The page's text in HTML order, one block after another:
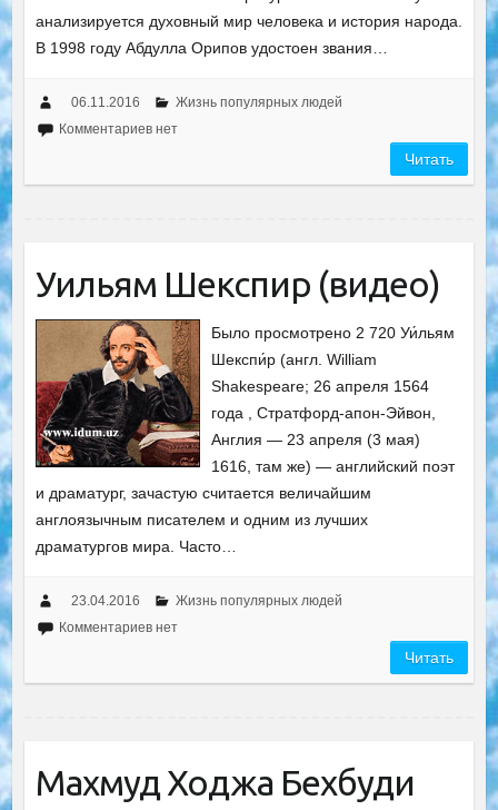
анализируется духовный мир человека и история народа.
В 1998 году Абдулла Орипов удостоен звания…
06.11.2016
Жизнь популярных людей
Комментариев нет
Читать
Уильям Шекспир (видео)
Было просмотрено 2 720 Уи́льям
Шекспи́р (англ. William
Shakespeare; 26 апреля 1564
года , Стратфорд-апон-Эйвон,
Англия — 23 апреля (3 мая)
1616, там же) — английский поэт
и драматург, зачастую считается величайшим
англоязычным писателем и одним из лучших
драматургов мира. Часто…
23.04.2016
Жизнь популярных людей
Комментариев нет
Читать
Махмуд Ходжа Бехбуди